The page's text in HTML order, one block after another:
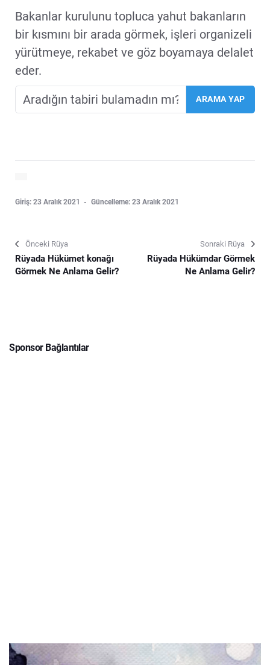
Bakanlar kurulunu topluca yahut bakanların
bir kısmını bir arada görmek, işleri organizeli
yürütmeye, rekabet ve göz boyamaya delalet
eder.
Giriş: 23 Aralık 2021 Güncelleme: 23 Aralık 2021
Önceki Rüya
Rüyada Hükümet konağı
Görmek Ne Anlama Gelir?
Sonraki Rüya
Rüyada Hükümdar Görmek
Ne Anlama Gelir?
Sponsor Bağlantılar